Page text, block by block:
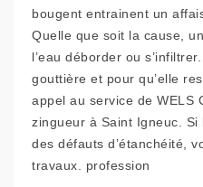
bougent entrainent un
Quelle que soit la cause,
l’eau déborder ou
gouttière et pour qu’elle
appel au service de WELS
zingueur à Saint Igneuc.
des défauts d’étanchéité,
travaux. profession